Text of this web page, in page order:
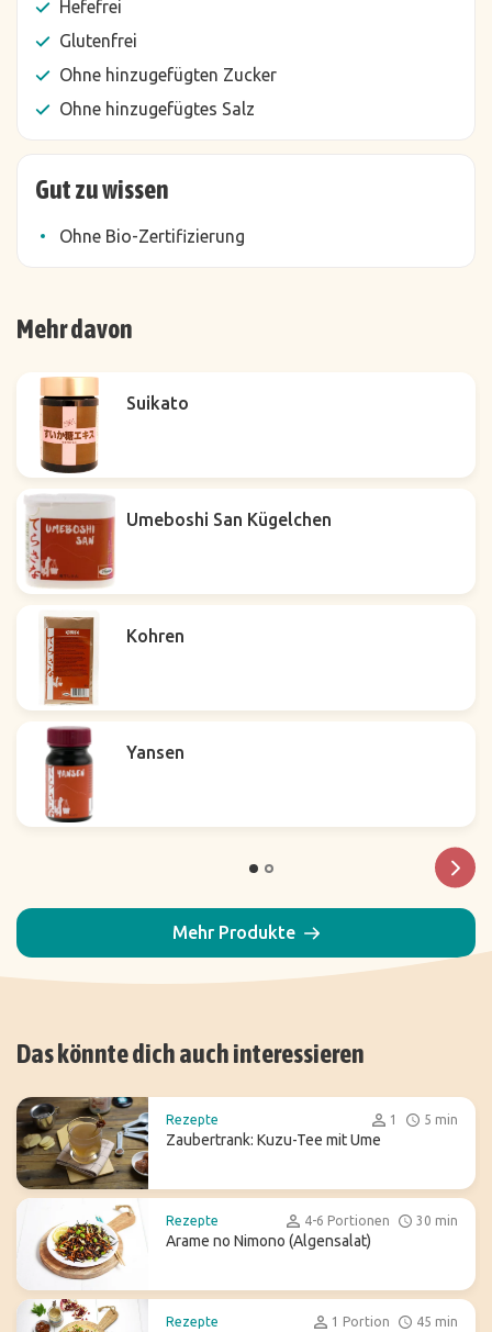
Hefefrei
Glutenfrei
Ohne hinzugefügten Zucker
Ohne hinzugefügtes Salz
Gut zu wissen
Ohne Bio-Zertifizierung
Mehr davon
Suikato
Umeboshi San Kügelchen
Kohren
Yansen
Mehr Produkte
Das könnte dich auch interessieren
Rezepte 1 5 min
Zaubertrank: Kuzu-Tee mit Ume
Rezepte 4-6 Portionen 30 min
Arame no Nimono (Algensalat)
Rezepte 1 Portion 45 min